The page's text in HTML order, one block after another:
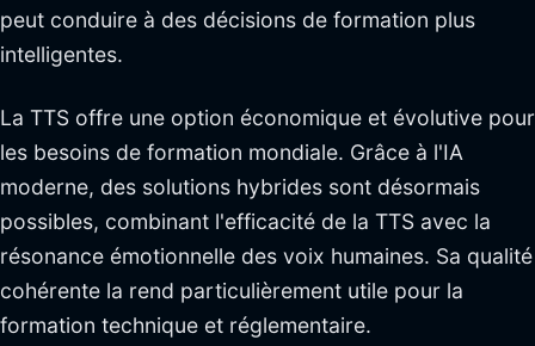
peut conduire à des décisions de formation plus
intelligentes.
La TTS offre une option économique et évolutive pour
les besoins de formation mondiale. Grâce à l'IA
moderne, des solutions hybrides sont désormais
possibles, combinant l'efficacité de la TTS avec la
résonance émotionnelle des voix humaines. Sa qualité
cohérente la rend particulièrement utile pour la
formation technique et réglementaire.